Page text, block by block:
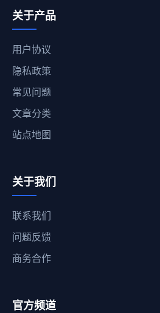
关于产品
用户协议
隐私政策
常见问题
文章分类
站点地图
关于我们
联系我们
问题反馈
商务合作
官方频道